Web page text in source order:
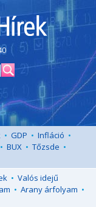
• GDP • Infláció •
• BUX • Tőzsde •
• Valós idejű
• Arany árfolyam •